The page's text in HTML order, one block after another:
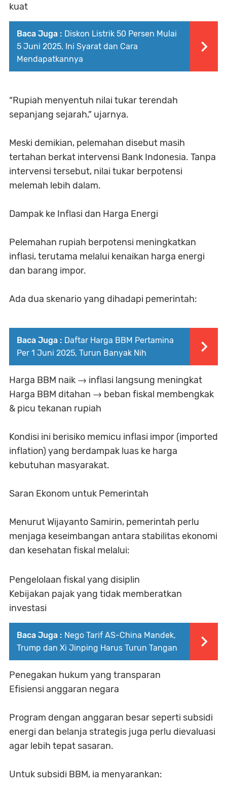
kuat
Baca Juga : Diskon Listrik 50 Persen Mulai
5 Juni 2025, Ini Syarat dan Cara
Mendapatkannya
“Rupiah menyentuh nilai tukar terendah
sepanjang sejarah,” ujarnya.
Meski demikian, pelemahan disebut masih
tertahan berkat intervensi Bank Indonesia. Tanpa
intervensi tersebut, nilai tukar berpotensi
melemah lebih dalam.
Dampak ke Inflasi dan Harga Energi
Pelemahan rupiah berpotensi meningkatkan
inflasi, terutama melalui kenaikan harga energi
dan barang impor.
Ada dua skenario yang dihadapi pemerintah:
Baca Juga : Daftar Harga BBM Pertamina
Per 1 Juni 2025, Turun Banyak Nih
Harga BBM naik → inflasi langsung meningkat
Harga BBM ditahan → beban fiskal membengkak
& picu tekanan rupiah
Kondisi ini berisiko memicu inflasi impor (imported
inflation) yang berdampak luas ke harga
kebutuhan masyarakat.
Saran Ekonom untuk Pemerintah
Menurut Wijayanto Samirin, pemerintah perlu
menjaga keseimbangan antara stabilitas ekonomi
dan kesehatan fiskal melalui:
Pengelolaan fiskal yang disiplin
Kebijakan pajak yang tidak memberatkan
investasi
Baca Juga : Nego Tarif AS-China Mandek,
Trump dan Xi Jinping Harus Turun Tangan
Penegakan hukum yang transparan
Efisiensi anggaran negara
Program dengan anggaran besar seperti subsidi
energi dan belanja strategis juga perlu dievaluasi
agar lebih tepat sasaran.
Untuk subsidi BBM, ia menyarankan: